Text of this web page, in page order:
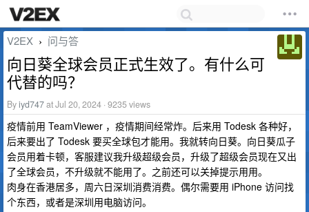
V2EX › 问与答
向日葵全球会员正式生效了。有什么可
代替的吗？
Byiyd747at Jul 20, 2024 · 9235 views
疫情前用 TeamViewer ，疫情期间经常炸。后来用 Todesk 各种好，
后来要出了 Todesk 要买全球包才能用。我就转向日葵。向日葵瓜子
会员用着卡顿，客服建议我升级超级会员，升级了超级会员现在又出
了全球会员，不升级就不能用了。之前还可以关掉提示用用。
肉身在香港居多，周六日深圳消费消费。偶尔需要用 iPhone 访问找
个东西，或者是深圳用电脑访问。